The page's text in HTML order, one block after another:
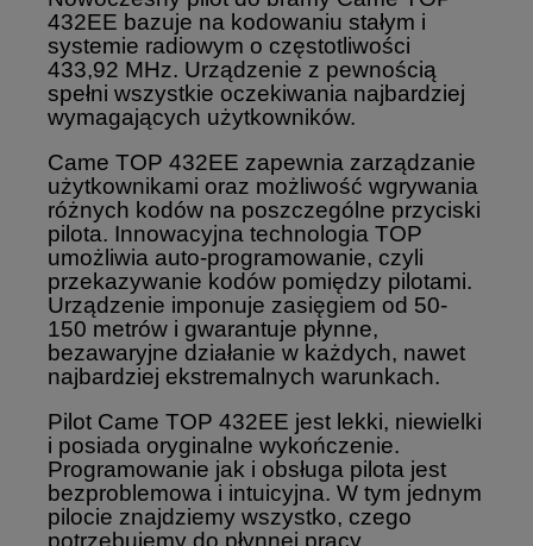
432EE bazuje na kodowaniu stałym i
systemie radiowym o częstotliwości
433,92 MHz. Urządzenie z pewnością
spełni wszystkie oczekiwania najbardziej
wymagających użytkowników.
Came TOP 432EE zapewnia zarządzanie
użytkownikami oraz możliwość wgrywania
różnych kodów na poszczególne przyciski
pilota. Innowacyjna technologia TOP
umożliwia auto-programowanie, czyli
przekazywanie kodów pomiędzy pilotami.
Urządzenie imponuje zasięgiem od 50-
150 metrów i gwarantuje płynne,
bezawaryjne działanie w każdych, nawet
najbardziej ekstremalnych warunkach.
Pilot Came TOP 432EE jest lekki, niewielki
i posiada oryginalne wykończenie.
Programowanie jak i obsługa pilota jest
bezproblemowa i intuicyjna. W tym jednym
pilocie znajdziemy wszystko, czego
potrzebujemy do płynnej pracy